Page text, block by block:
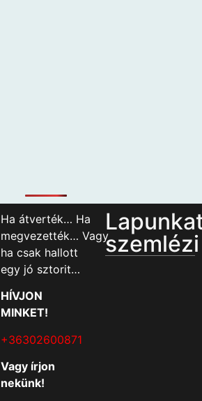
Ha átverték… Ha
megvezették… Vagy
ha csak hallott
egy jó sztorit…
HÍVJON
MINKET!
+36302600871
Vagy írjon
nekünk!
szemlézi